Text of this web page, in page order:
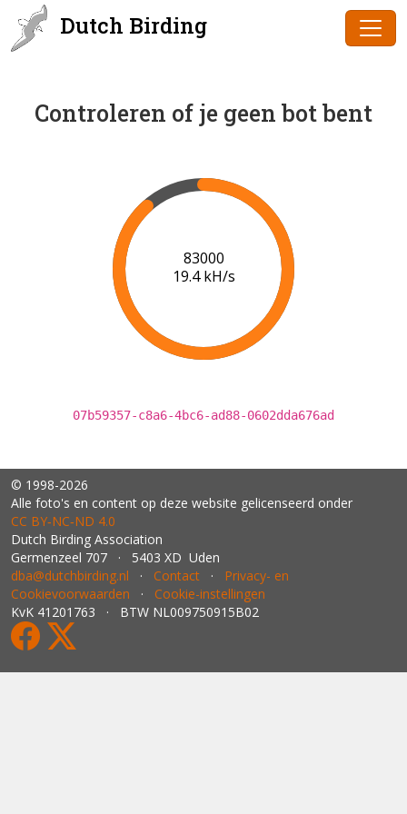
Dutch Birding
Controleren of je geen bot bent
85000
19.5 kH/s
07b59357-c8a6-4bc6-ad88-0602dda676ad
© 1998-2026
Alle foto's en content op deze website gelicenseerd onder
CC BY‑NC‑ND 4.0
Dutch Birding Association
Germenzeel 707 · 5403 XD Uden
dba@dutchbirding.nl · Contact · Privacy- en
Cookievoorwaarden · Cookie-instellingen
KvK 41201763 · BTW NL009750915B02